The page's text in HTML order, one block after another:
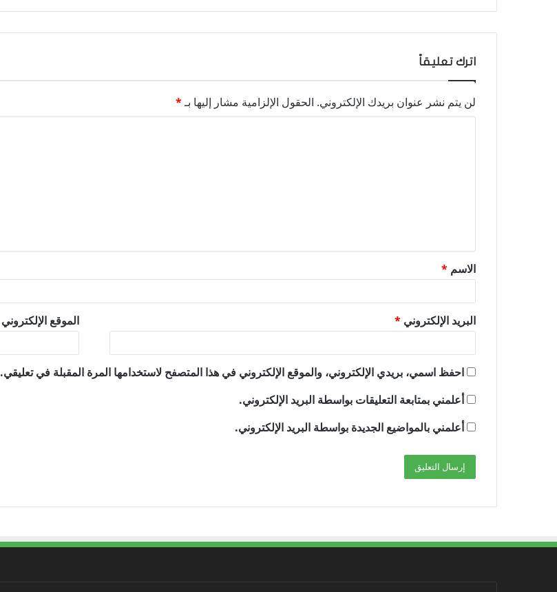
اترك تعليقاً
لن يتم نشر عنوان بريدك الإلكتروني. الحقول الإلزامية مشار إليها بـ*
ق
*
الاسم *
البريد الإلكتروني * الموقع الإلكتروني
احفظ اسمي، بريدي الإلكتروني، والموقع الإلكتروني في هذا المتصفح لاستخدامها المرة المقبلة في تعليقي.
أعلمني بمتابعة التعليقات بواسطة البريد الإلكتروني.
أعلمني بالمواضيع الجديدة بواسطة البريد الإلكتروني.